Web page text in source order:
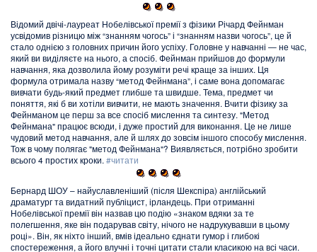
Відомий двічі-лауреат Нобелівської премії з фізики Річард Фейнман
усвідомив різницю між “знанням чогось” і “знанням назви чогось”, це й
стало однією з головних причин його успіху. Головне у навчанні — не час,
який ви виділяєте на нього, а спосіб. Фейнман прийшов до формули
навчання, яка дозволила йому розуміти речі краще за інших. Ця
формула отримала назву “метод Фейнмана”, і саме вона допомагає
вивчати будь-який предмет глибше та швидше. Тема, предмет чи
поняття, які б ви хотіли вивчити, не мають значення. Вчити фізику за
Фейнманом це перш за все спосіб мислення та синтезу. "Метод
Фейнмана" працює всюди, і дуже простий для виконання. Це не лише
чудовий метод навчання, але й шлях до зовсім іншого способу мислення.
Тож в чому полягає "метод Фейнмана"? Виявляється, потрібно зробити
всього 4 простих кроки. #читати
Бернард ШОУ – найуславленіший (після Шекспіра) англійський
драматург та видатний публіцист, ірландець. При отриманні
Нобелівської премії він назвав цю подію «знаком вдяки за те
полегшення, яке він подарував світу, нічого не надрукувавши в цьому
році». Він, як ніхто інший, вмів ідеально єднати гумор і глибокі
спостереження, а його влучні і точні цитати стали класикою на всі часи.